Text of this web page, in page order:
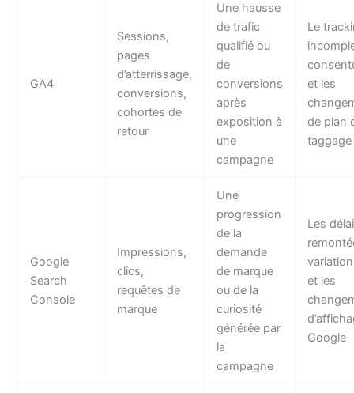
GA4
Sessions,
pages
d’atterrissage,
conversions,
cohortes de
retour
Une hausse
de trafic
qualifié ou
de
conversions
après
exposition à
une
campagne
Le
et les
de plan
taggage
Google
Search
Console
Impressions,
clics,
requêtes de
marque
Une
progression
de la
demande
de marque
ou de la
curiosité
générée par
la
campagne
Les
et les
Google